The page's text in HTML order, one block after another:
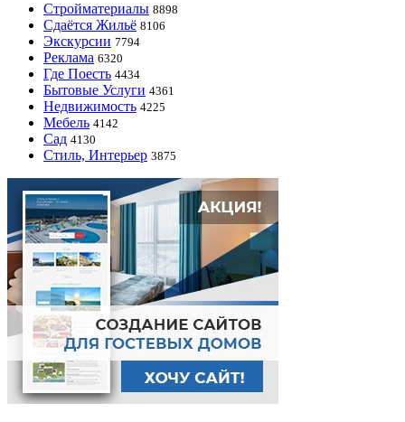
Стройматериалы 8898
Сдаётся Жильё 8106
Экскурсии 7794
Реклама 6320
Где Поесть 4434
Бытовые Услуги 4361
Недвижимость 4225
Мебель 4142
Сад 4130
Стиль, Интерьер 3875